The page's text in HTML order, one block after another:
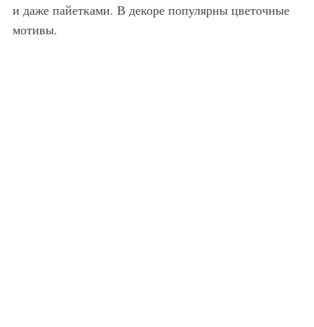
и даже пайетками. В декоре популярны цветочные
мотивы.